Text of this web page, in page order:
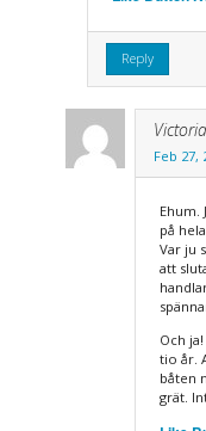
Reply
Victoria
Feb 27,
Ehum.
på
Var ju
att
Och
tio år.
båten
grät.